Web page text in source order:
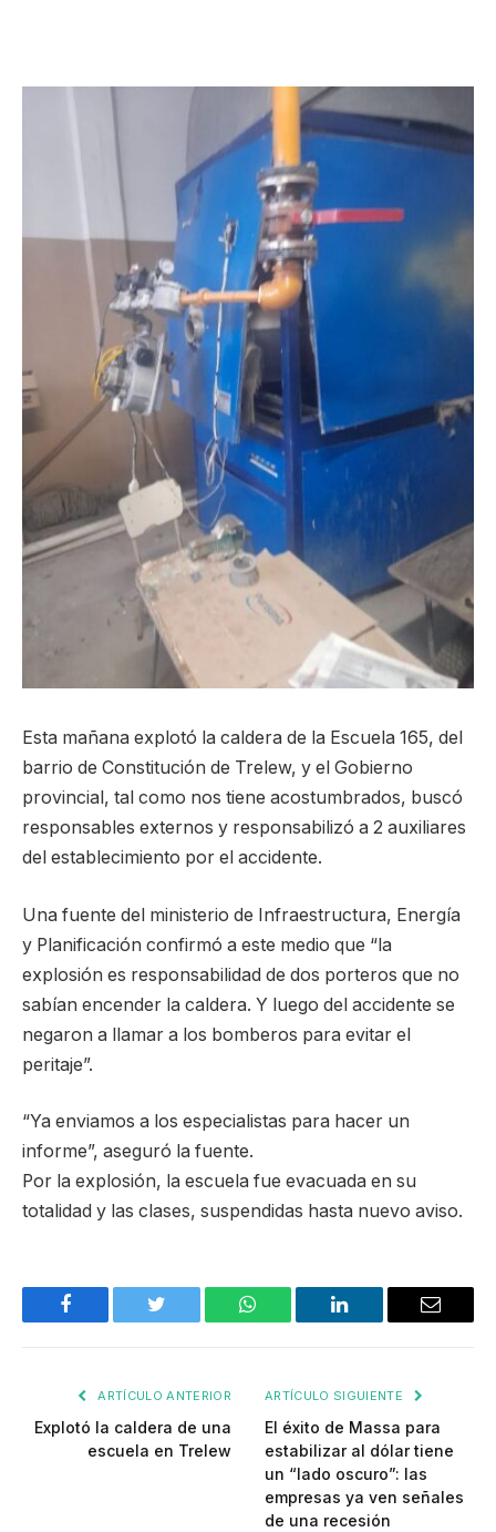
Esta mañana explotó la caldera de la Escuela 165, del
barrio de Constitución de Trelew, y el Gobierno
provincial, tal como nos tiene acostumbrados, buscó
responsables externos y responsabilizó a 2 auxiliares
del establecimiento por el accidente.
Una fuente del ministerio de Infraestructura, Energía
y Planificación confirmó a este medio que “la
explosión es responsabilidad de dos porteros que no
sabían encender la caldera. Y luego del accidente se
negaron a llamar a los bomberos para evitar el
peritaje”.
“Ya enviamos a los especialistas para hacer un
informe”, aseguró la fuente.
Por la explosión, la escuela fue evacuada en su
totalidad y las clases, suspendidas hasta nuevo aviso.
Facebook Twitter WhatsApp LinkedIn Email
ARTÍCULO ANTERIOR
Explotó la caldera de una
escuela en Trelew
ARTÍCULO SIGUIENTE
El éxito de Massa para
estabilizar al dólar tiene
un “lado oscuro”: las
empresas ya ven señales
de una recesión